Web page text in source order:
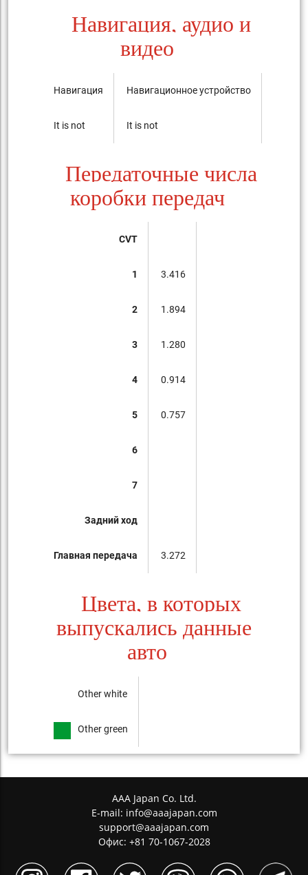
Навигация, аудио и
видео
Навигация
It is not
Навигационное устройство
It is not
Передаточные числа
коробки передач
CVT
1
2
3
4
5
6
7
Задний ход
Главная передача
3.416
1.894
1.280
0.914
0.757
3.272
Цвета, в которых
выпускались данные
авто
Other white
Other green
AAA Japan Co. Ltd.
E-mail: info@aaajapan.com
support@aaajapan.com
Офис: +81 70-1067-2028